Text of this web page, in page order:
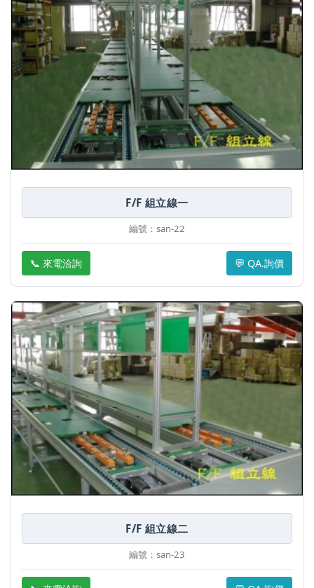
F/F 組立線一
編號：san-22
📞 來電洽詢 💬 QA.詢價
F/F 組立線二
編號：san-23